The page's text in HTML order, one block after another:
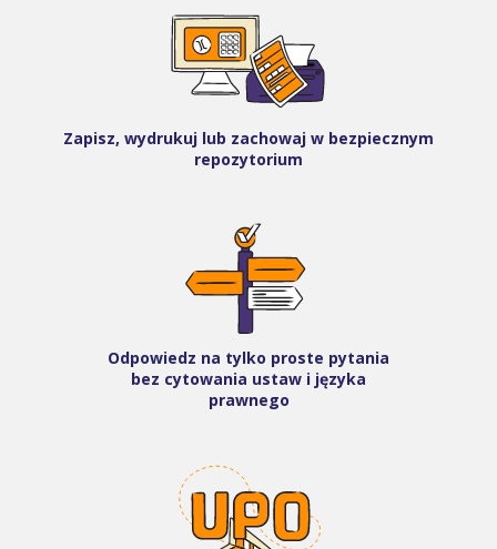
Zapisz, wydrukuj lub zachowaj w bezpiecznym
repozytorium
Odpowiedz na tylko proste pytania
bez cytowania ustaw i języka
prawnego